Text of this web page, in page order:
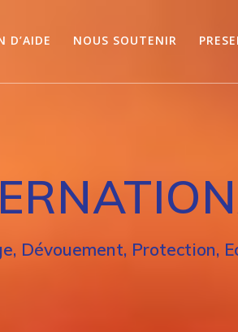
D’AIDE NOUS SOUTENIR
Dévouement, Protection,